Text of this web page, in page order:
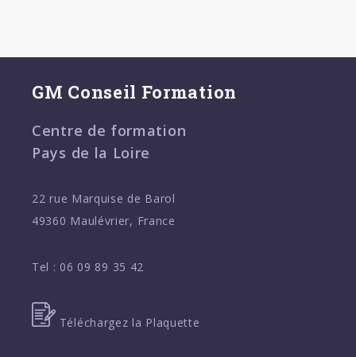
GM Conseil Formation
Centre de formation
Pays de la Loire
22 rue Marquise de Barol
49360 Maulévrier, France
Tel : 06 09 89 35 42
Téléchargez la Plaquette